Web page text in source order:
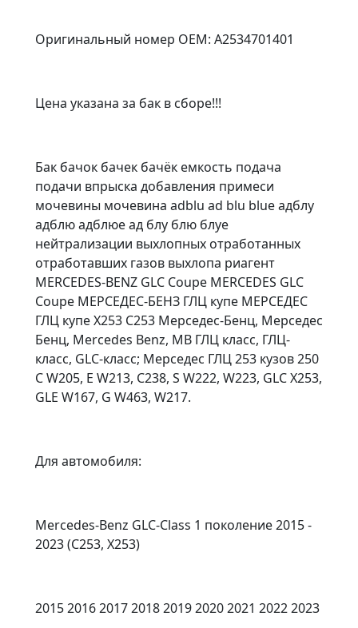
Оригинальный номер OEM: A2534701401
Цена указана за бак в сборе!!!
Бак бачок бачек бачёк емкость подача
подачи впрыска добавления примеси
мочевины мочевина adblu ad blu blue адблу
адблю адблюе ад блу блю блуе
нейтрализации выхлопных отработанных
отработавших газов выхлопа риагент
MERCEDES-BENZ GLC Coupe MERCEDES GLC
Coupe МЕРСЕДЕС-БЕНЗ ГЛЦ купе МЕРСЕДЕС
ГЛЦ купе X253 C253 Мерседес-Бенц, Мерседес
Бенц, Mercedes Benz, MB ГЛЦ класс, ГЛЦ-
класс, GLC-класс; Мерседес ГЛЦ 253 кузов 250
C W205, E W213, C238, S W222, W223, GLC X253,
GLE W167, G W463, W217.
Для автомобиля:
Mercedes-Benz GLC-Class 1 поколение 2015 -
2023 (C253, X253)
2015 2016 2017 2018 2019 2020 2021 2022 2023